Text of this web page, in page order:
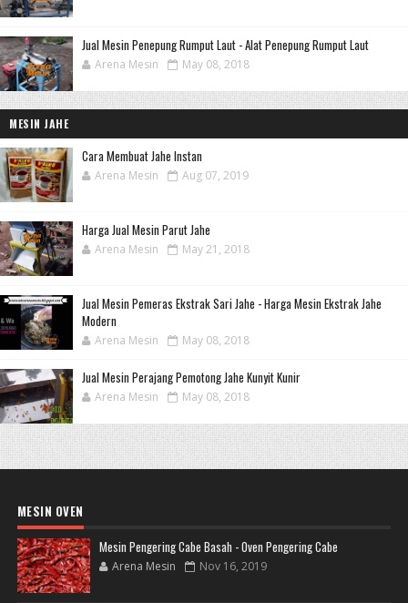
Jual Mesin Penepung Rumput Laut - Alat Penepung Rumput Laut
Arena Mesin May 08, 2018
MESIN JAHE
Cara Membuat Jahe Instan
Arena Mesin Aug 07, 2019
Harga Jual Mesin Parut Jahe
Arena Mesin May 21, 2018
Jual Mesin Pemeras Ekstrak Sari Jahe - Harga Mesin Ekstrak Jahe
Modern
Arena Mesin May 08, 2018
Jual Mesin Perajang Pemotong Jahe Kunyit Kunir
Arena Mesin May 08, 2018
MESIN OVEN
Mesin Pengering Cabe Basah - Oven Pengering Cabe
Arena Mesin Nov 16, 2019